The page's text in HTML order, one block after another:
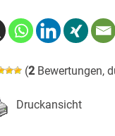
(2Bewertungen,
Druckansicht